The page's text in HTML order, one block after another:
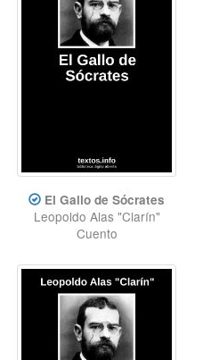
El Gallo de Sócrates
Leopoldo Alas "Clarín"
Cuento